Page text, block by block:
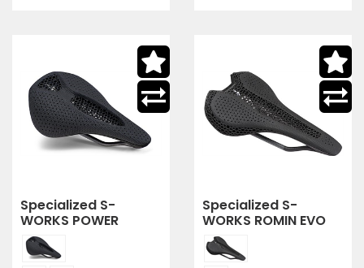
Specialized S-
WORKS POWER
MIRROR
Specialized S-
WORKS ROMIN EVO
MIRROR